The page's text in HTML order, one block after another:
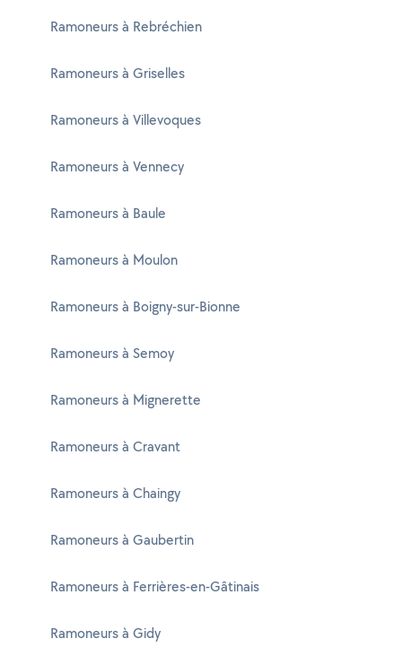
Ramoneurs à Rebréchien
Ramoneurs à Griselles
Ramoneurs à Villevoques
Ramoneurs à Vennecy
Ramoneurs à Baule
Ramoneurs à Moulon
Ramoneurs à Boigny-sur-Bionne
Ramoneurs à Semoy
Ramoneurs à Mignerette
Ramoneurs à Cravant
Ramoneurs à Chaingy
Ramoneurs à Gaubertin
Ramoneurs à Ferrières-en-Gâtinais
Ramoneurs à Gidy